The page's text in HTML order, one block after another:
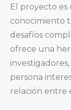
El proyecto
conocimiento
desafíos
ofrece una
persona
relación entre